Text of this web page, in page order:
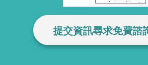
提交資訊尋求免費諮